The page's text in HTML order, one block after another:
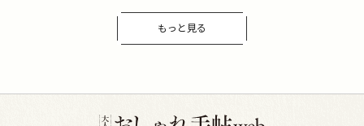
もっと見る